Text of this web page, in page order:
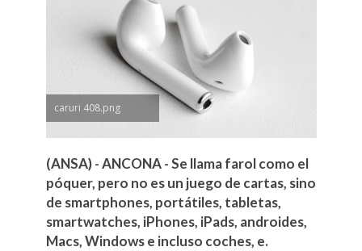
caruri 408.png
(ANSA) - ANCONA - Se llama farol como el
póquer, pero no es un juego de cartas, sino
de smartphones, portátiles, tabletas,
smartwatches, iPhones, iPads, androides,
Macs, Windows e incluso coches, e.